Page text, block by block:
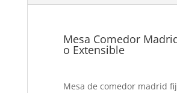
Mesa Comedor
o Extensible
Mesa de comedor madrid